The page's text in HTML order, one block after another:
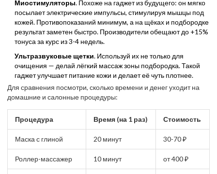
Миостимуляторы. Похоже на гаджет из будущего: он мягко
посылает электрические импульсы, стимулируя мышцы под
кожей. Противопоказаний минимум, а на щёках и подбородке
результат заметен быстро. Производители обещают до +15%
тонуса за курс из 3-4 недель.
Ультразвуковые щетки. Используй их не только для
очищения — делай лёгкий массаж зоны подбородка. Такой
гаджет улучшает питание кожи и делает её чуть плотнее.
Для сравнения посмотри, сколько времени и денег уходит на
домашние и салонные процедуры:
Процедура Время (на 1 раз) Стоимость
Маска с глиной 20 минут 30-70 ₽
Роллер-массажер 10 минут от 400 ₽